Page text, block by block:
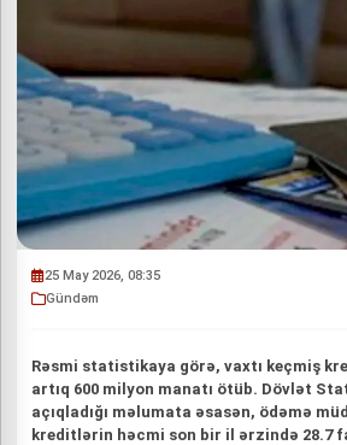
25 May 2026, 08:35
Gündəm
Rəsmi statistikaya görə, vaxtı keçmiş
artıq 600 milyon manatı ötüb. Dövlət
açıqladığı məlumata əsasən, ödəmə
kreditlərin həcmi son bir il ərzində 28.7